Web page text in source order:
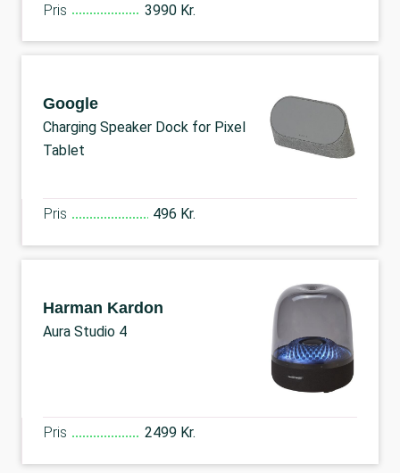
Pris 3990 Kr.
Google
Charging Speaker Dock for Pixel
Tablet
Pris 496 Kr.
Harman Kardon
Aura Studio 4
Pris 2499 Kr.